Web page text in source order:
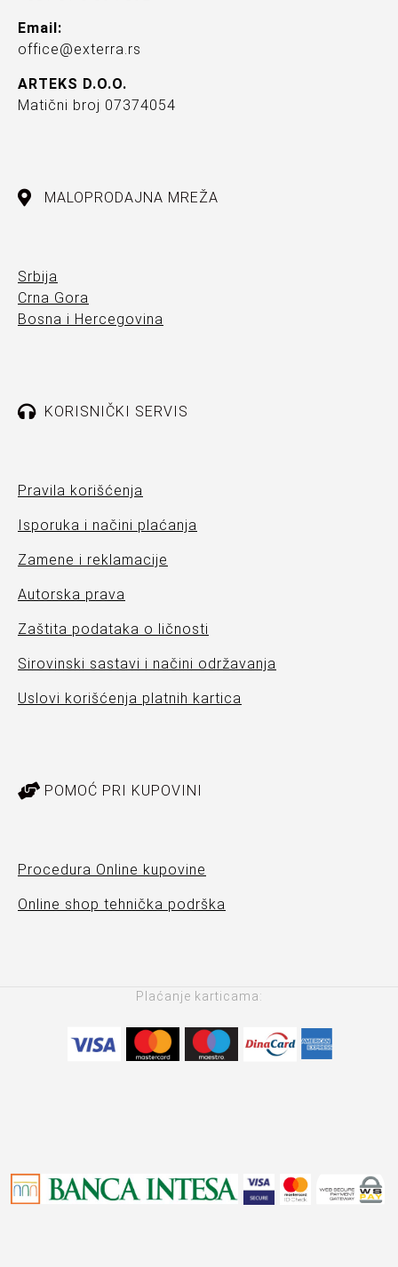
Email:
office@exterra.rs
ARTEKS D.O.O.
Matični broj 07374054
MALOPRODAJNA MREŽA
Srbija
Crna Gora
Bosna i Hercegovina
KORISNIČKI SERVIS
Pravila korišćenja
Isporuka i načini plaćanja
Zamene i reklamacije
Autorska prava
Zaštita podataka o ličnosti
Sirovinski sastavi i načini održavanja
Uslovi korišćenja platnih kartica
POMOĆ PRI KUPOVINI
Procedura Online kupovine
Online shop tehnička podrška
Plaćanje karticama: